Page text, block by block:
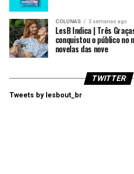
COLUNAS 3 semanas ago
LesB Indica | Três
conquistou o público no
novelas das nove
TWITTER
Tweets by lesbout_br